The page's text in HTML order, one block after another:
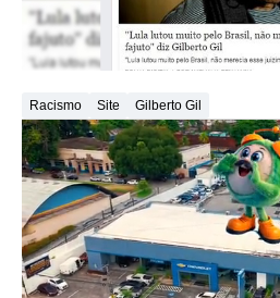
Racismo Site Gilberto Gil